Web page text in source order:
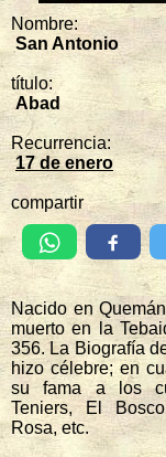
Nombre:
San Antonio
título:
Abad
Recurrencia:
17 de enero
compartir
Nacido en
muerto en la
356. La Biografía
hizo célebre; en
su fama a los
Teniers, El
Rosa, etc.